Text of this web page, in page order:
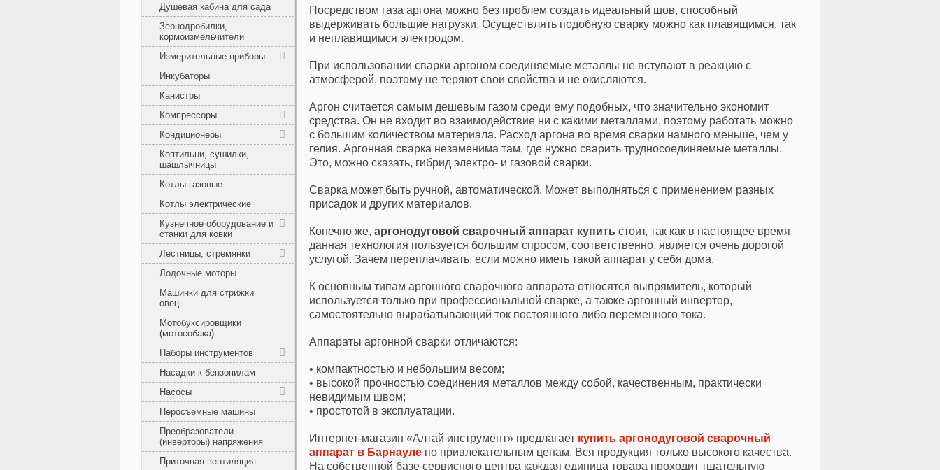
Душевая кабина для сада
Зернодробилки,
кормоизмельчители
Измерительные приборы
Инкубаторы
Канистры
Компрессоры
Кондиционеры
Коптильни, сушилки,
шашлычницы
Котлы газовые
Котлы электрические
Кузнечное оборудование и
станки для ковки
Лестницы, стремянки
Лодочные моторы
Машинки для стрижки
овец
Мотобуксировщики
(мотособака)
Наборы инструментов
Насадки к бензопилам
Насосы
Перосъемные машины
Преобразователи
(инверторы) напряжения
Приточная вентиляция
Посредством газа аргона можно без проблем создать идеальный шов, способный
выдерживать большие нагрузки. Осуществлять подобную сварку можно как плавящимся, так
и неплавящимся электродом.
При использовании сварки аргоном соединяемые металлы не вступают в реакцию с
атмосферой, поэтому не теряют свои свойства и не окисляются.
Аргон считается самым дешевым газом среди ему подобных, что значительно экономит
средства. Он не входит во взаимодействие ни с какими металлами, поэтому работать можно
с большим количеством материала. Расход аргона во время сварки намного меньше, чем у
гелия. Аргонная сварка незаменима там, где нужно сварить трудносоединяемые металлы.
Это, можно сказать, гибрид электро- и газовой сварки.
Сварка может быть ручной, автоматической. Может выполняться с применением разных
присадок и других материалов.
Конечно же, аргонодуговой сварочный аппарат купить стоит, так как в настоящее время
данная технология пользуется большим спросом, соответственно, является очень дорогой
услугой. Зачем переплачивать, если можно иметь такой аппарат у себя дома.
К основным типам аргонного сварочного аппарата относятся выпрямитель, который
используется только при профессиональной сварке, а также аргонный инвертор,
самостоятельно вырабатывающий ток постоянного либо переменного тока.
Аппараты аргонной сварки отличаются:
• компактностью и небольшим весом;
• высокой прочностью соединения металлов между собой, качественным, практически
невидимым швом;
• простотой в эксплуатации.
Интернет-магазин «Алтай инструмент» предлагает купить аргонодуговой сварочный
аппарат в Барнауле по привлекательным ценам. Вся продукция только высокого качества.
На собственной базе сервисного центра каждая единица товара проходит тщательную